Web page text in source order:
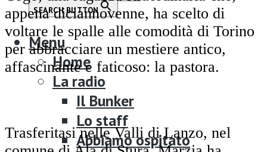
SEARCH BUTTON
Menu
Home
La radio
Il Bunker
Lo staff
Abbiamo ospitato
appena diciannovenne, ha scelto di
voltare le spalle alle comodità di Torino
per abbracciare un mestiere antico,
affascinante e faticoso: la pastora.
Trasferitasi nelle Valli di Lanzo, nel